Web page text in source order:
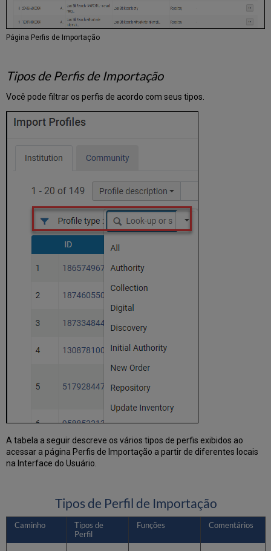
Sistema)
e
Único
OCLC
Processamento
Automático
Equivalências
para
Identificadores
Cancelados/Inválidos
no
035.
Equivalência
Autoridades
Redirecionamento
Registro
Perfil
para
Gerenciamento
Criar/Editar
Importação:
Informações
Acervo
Página Perfis de Importação
Tipos de Perfis de Importação
Você pode filtrar os perfis de acordo com seus tipos.
A tabela a seguir descreve os vários tipos de perfis exibidos ao
acessar a página Perfis de Importação a partir de diferentes locais
na Interface do Usuário.
Tipos de Perfil de Importação
Caminho
Tipos de
Perfil
Funções Comentários